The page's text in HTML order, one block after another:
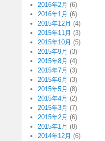
2016年2月 (6)
2016年1月 (6)
2015年12月 (4)
2015年11月 (3)
2015年10月 (5)
2015年9月 (3)
2015年8月 (4)
2015年7月 (3)
2015年6月 (3)
2015年5月 (8)
2015年4月 (2)
2015年3月 (7)
2015年2月 (6)
2015年1月 (8)
2014年12月 (6)